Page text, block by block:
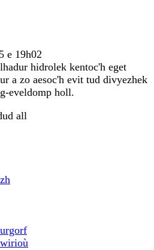
e 19h02
hidrolek kentoc'h eget
a zo aesoc'h evit tud divyezhek
eveldomp holl.
all